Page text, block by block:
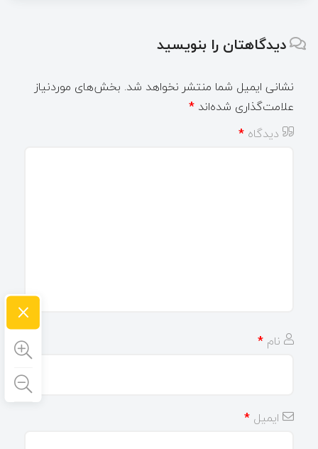
دیدگاهتان را بنویسید
نشانی ایمیل شما منتشر نخواهد شد. بخش‌های موردنیاز
علامت‌گذاری شده‌اند *
دیدگاه *
نام *
ایمیل *
×